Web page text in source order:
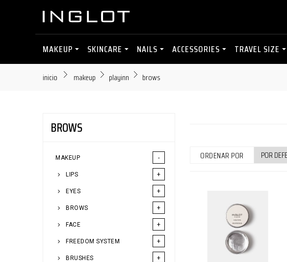
MAKEUP SKINCARE NAILS ACCESSORIES TRAVEL SIZE
inicio makeup playinn brows
BROWS
MAKEUP
LIPS
EYES
BROWS
FACE
FREEDOM SYSTEM
BRUSHES
ORDENAR POR